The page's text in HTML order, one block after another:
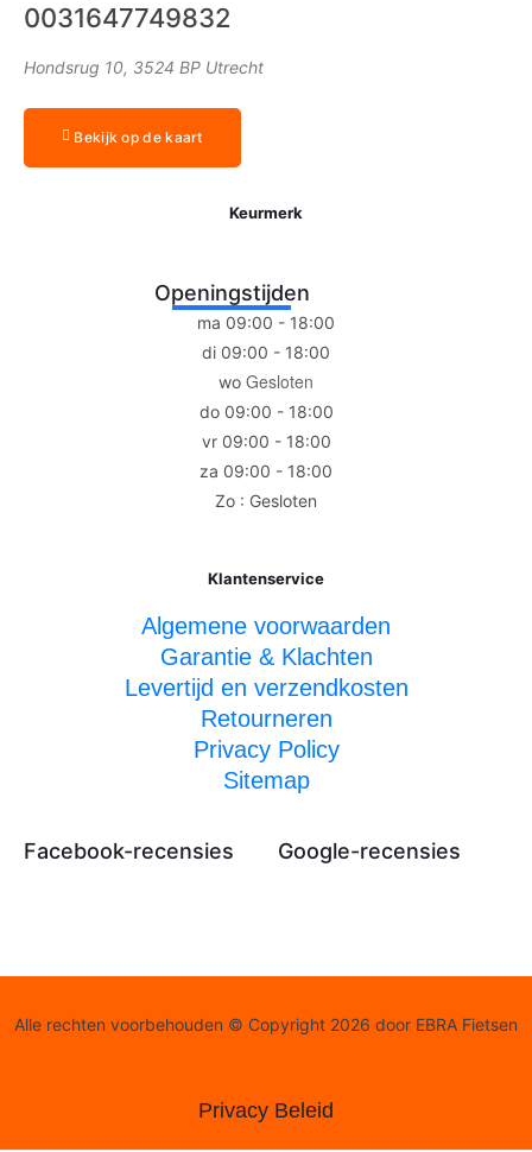
0031647749832
Hondsrug 10, 3524 BP Utrecht
Bekijk op de kaart
Keurmerk
Openingstijden
ma 09:00 - 18:00
di 09:00 - 18:00
wo Gesloten
do 09:00 - 18:00
vr 09:00 - 18:00
za 09:00 - 18:00
Zo : Gesloten
Klantenservice
Algemene voorwaarden
Garantie & Klachten
Levertijd en verzendkosten
Retourneren
Privacy Policy
Sitemap
Facebook-recensies Google-recensies
Alle rechten voorbehouden © Copyright 2026 door EBRA Fietsen
Privacy Beleid